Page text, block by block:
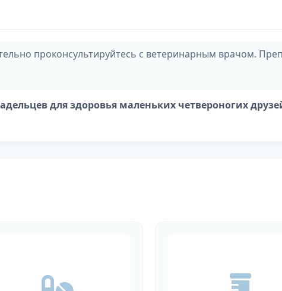
проконсультируйтесь с ветеринарным врачом.
для здоровья маленьких четвероногих